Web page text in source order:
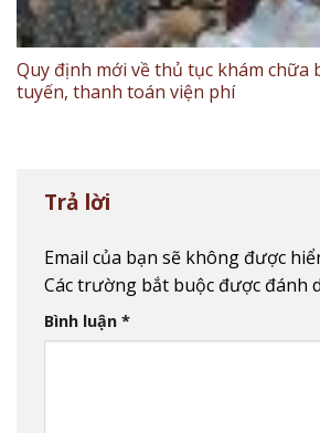
Quy định mới về thủ tục khám chữa
tuyến, thanh toán viện phí
Trả lời
Email của bạn sẽ không được
Các trường bắt buộc được đánh
Bình luận *